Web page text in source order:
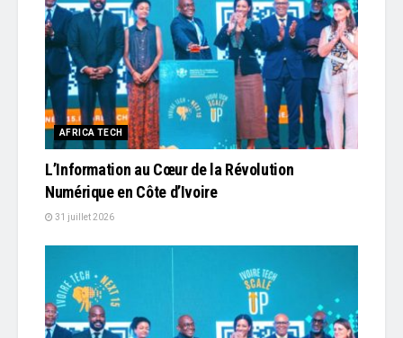
AFRICA TECH
L’Information au Cœur de la Révolution
Numérique en Côte d’Ivoire
31 juillet 2026